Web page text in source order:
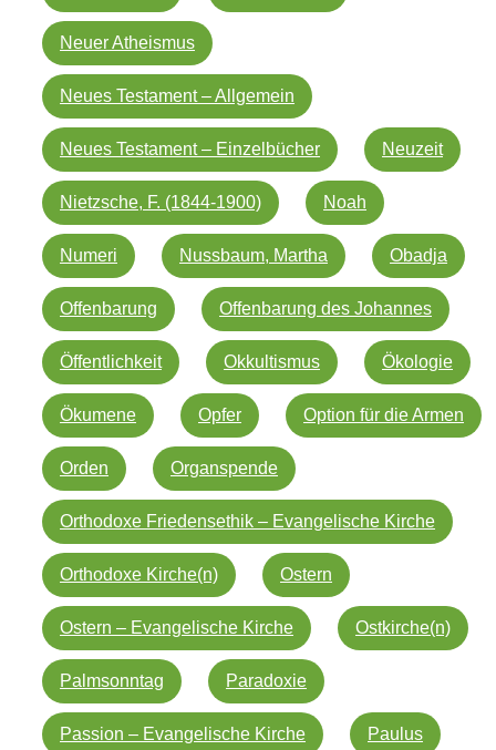
Neuer Atheismus
Neues Testament – Allgemein
Neues Testament – Einzelbücher Neuzeit
Nietzsche, F. (1844-1900) Noah
Numeri Nussbaum, Martha Obadja
Offenbarung Offenbarung des Johannes
Öffentlichkeit Okkultismus Ökologie
Ökumene Opfer Option für die Armen
Orden Organspende
Orthodoxe Friedensethik – Evangelische Kirche
Orthodoxe Kirche(n) Ostern
Ostern – Evangelische Kirche Ostkirche(n)
Palmsonntag Paradoxie
Passion – Evangelische Kirche Paulus